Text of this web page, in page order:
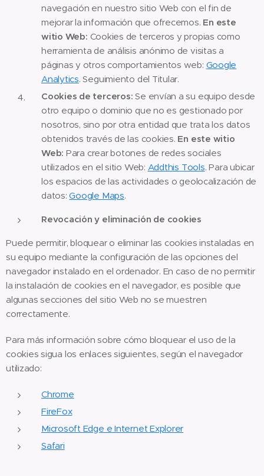
navegación en nuestro sitio Web con el fin de
mejorar la información que ofrecemos. En este
witio Web: Cookies de terceros y propias como
herramienta de análisis anónimo de visitas a
páginas y otros comportamientos web: Google
Analytics. Seguimiento del Titular.
Cookies de terceros: Se envían a su equipo desde
otro equipo o dominio que no es gestionado por
nosotros, sino por otra entidad que trata los datos
obtenidos través de las cookies. En este witio
Web: Para crear botones de redes sociales
utilizados en el sitio Web: Addthis Tools. Para ubicar
los espacios de las actividades o geolocalización de
datos:Google Maps.
Revocación y eliminación de cookies
Puede permitir, bloquear o eliminar las cookies instaladas en
su equipo mediante la configuración de las opciones del
navegador instalado en el ordenador. En caso de no permitir
la instalación de cookies en el navegador, es posible que
algunas secciones del sitio Web no se muestren
correctamente.
Para más información sobre cómo bloquear el uso de la
cookies sigua los enlaces siguientes, según el navegador
utilizado:
Chrome
FireFox
Microsoft Edge e Internet Explorer
Safari